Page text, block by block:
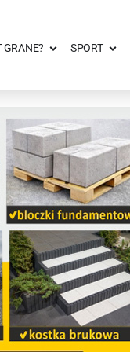
GRANE? SPORT